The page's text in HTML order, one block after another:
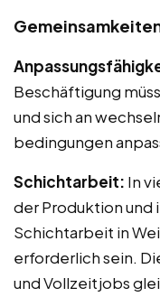
Beschäftigung
und sich an
bedingungen
Schichtarbeit: In
der Produktion und
Schichtarbeit in
erforderlich sein.
und Vollzeitjobs